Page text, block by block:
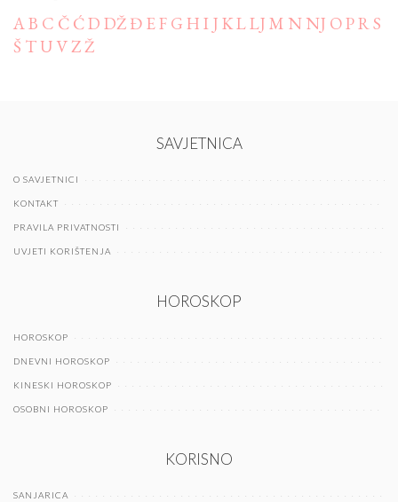
AB C Č ĆD DŽ Đ EF G H I J KLLJ M N NJ OPRS
Š T U VZŽ
SAVJETNICA
O SAVJETNICI
KONTAKT
PRAVILA PRIVATNOSTI
UVJETI KORIŠTENJA
HOROSKOP
HOROSKOP
DNEVNI HOROSKOP
KINESKI HOROSKOP
OSOBNI HOROSKOP
KORISNO
SANJARICA